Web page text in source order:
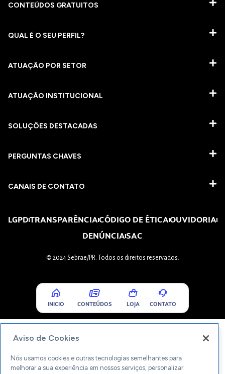
CONTEÚDOS GRATUITOS
QUAL É O SEU PERFIL?
ATUAÇÃO POR SETOR
ATUAÇÃO INSTITUCIONAL
SOLUÇÕES DESTACADAS
PERGUNTAS CHAVES​
CANAIS DE CONTATO
LGPDTRANSPARÊNCIACÓDIGO DE ÉTICAOUVIDORIA
DENÚNCIASAC
© 2024 Sebrae/PR. Todos os direitos reservados.
INICIO CONTEÚDOS LOJA CONTATO
Aviso de Cookies
Nós usamos cookies e outras tecnologias semelhantes para
melhorar a sua experiência em nossos serviços, personalizar